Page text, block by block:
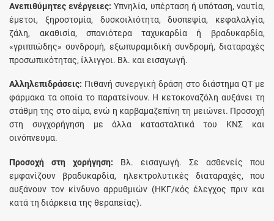
Ανεπιθύμητες ενέργειες: Υπνηλία, υπέρταση ή υπόταση, ναυτία,
έμετοι, ξηροστομία, δυσκοιλιότητα, δυσπεψία, κεφαλαλγία,
ζάλη, ακαθισία, σπανιότερα ταχυκαρδία ή βραδυκαρδία,
«γριππώδης» συνδρομή, εξωπυραμιδική συνδρομή, διαταραχές
προσωπικότητας, ίλλιγγοι. Βλ. και εισαγωγή.
Αλληλεπιδράσεις: Πιθανή συνεργική δράση στο διάστημα QT με
φάρμακα τα οποία το παρατείνουν. Η κετοκοναζόλη αυξάνει τη
στάθμη της στο αίμα, ενώ η καρβαμαζεπίνη τη μειώνει. Προσοχή
στη συγχορήγηση με άλλα κατασταλτικά του ΚΝΣ και
οινόπνευμα.
Προσοχή στη χορήγηση: Βλ. εισαγωγή. Σε ασθενείς που
εμφανίζουν βραδυκαρδία, ηλεκτρολυτικές διαταραχές, που
αυξάνουν τον κίνδυνο αρρυθμιών (ΗΚΓ/κός έλεγχος πριν και
κατά τη διάρκεια της θεραπείας).